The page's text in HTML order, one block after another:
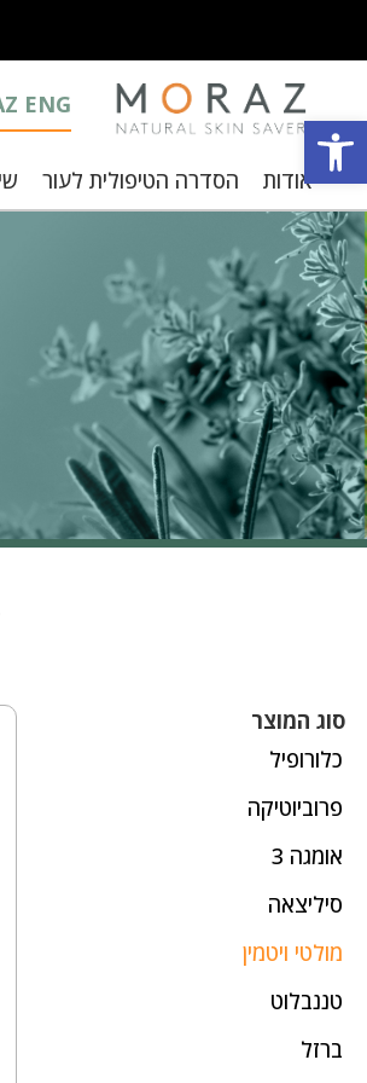
ENG
אודות הסדרה הטיפולית לעור
סוג המוצר
כלורופיל
פרוביוטיקה
אומגה 3
סיליצאה
מולטי ויטמין
טננבלוט
ברזל
פתח סרגל נגישות